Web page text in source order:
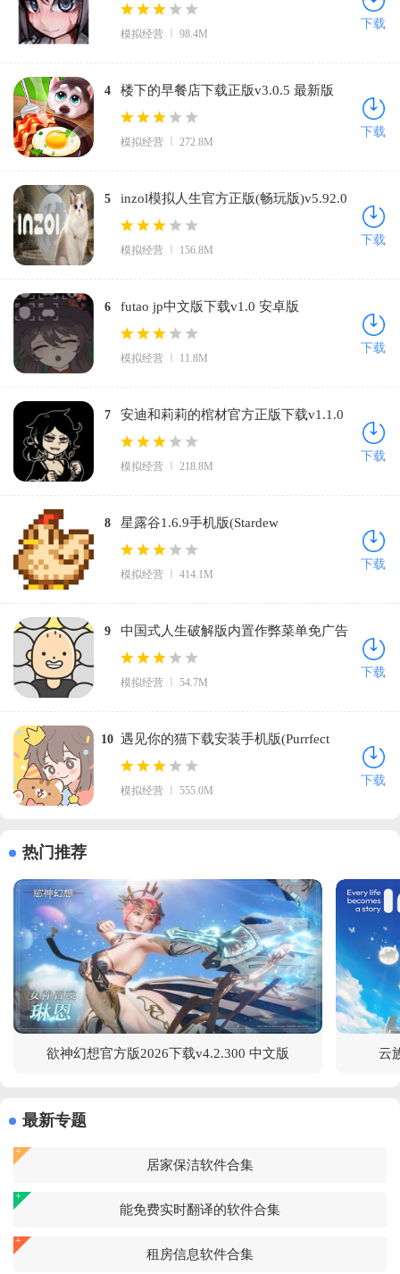
（TeachingFeeling1.30-beta0215）
v1.0.6 手机版
模拟经营 98.4M
下载
4 楼下的早餐店下载正版v3.0.5 最新版
模拟经营 272.8M
下载
5
inzol模拟人生官方正版(畅玩版)v5.92.0
安卓版
模拟经营 156.8M
下载
6 futao jp中文版下载v1.0 安卓版
模拟经营 11.8M
下载
7
安迪和莉莉的棺材官方正版下载v1.1.0
手机版
模拟经营 218.8M
下载
8
星露谷1.6.9手机版(Stardew
Valley)v1.6.9.49 最新版
模拟经营 414.1M
下载
9
中国式人生破解版内置作弊菜单免广告
v1.9.22 最新版
模拟经营 54.7M
下载
10 遇见你的猫下载安装手机版(Purrfect
Tale)v2.14.0 安卓版
模拟经营 555.0M
下载
热门推荐
欲神幻想官方版2026下载v4.2.300 中文版 云
最新专题
居家保洁软件合集
能免费实时翻译的软件合集
租房信息软件合集